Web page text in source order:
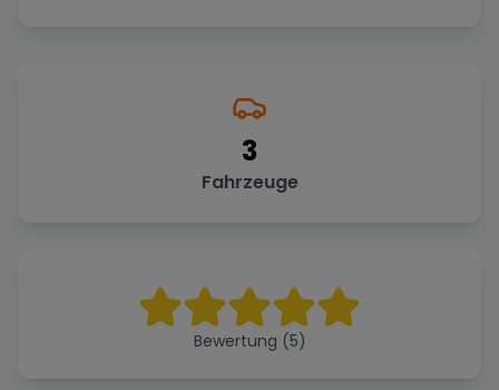
3
Fahrzeuge
Bewertung (5)